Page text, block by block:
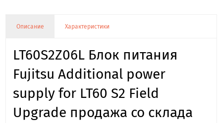
Описание Характеристики
LT60S2Z06L Блок питания
Fujitsu Additional power
supply for LT60 S2 Field
Upgrade продажа со склада